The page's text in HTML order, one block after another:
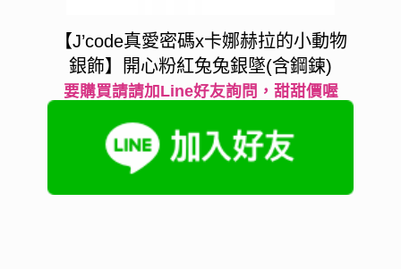
【J’code真愛密碼x卡娜赫拉的小動物
銀飾】開心粉紅兔兔銀墜(含鋼鍊)
要購買請請加Line好友詢問，甜甜價喔